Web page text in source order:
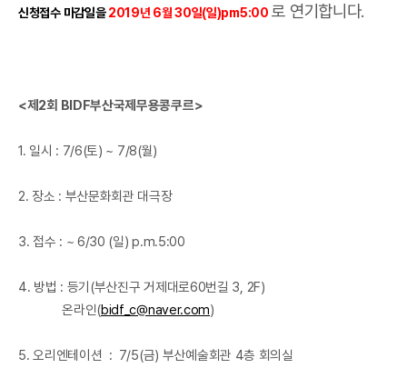
신청접수 마감일을2019년 6월 30일(일)pm5:00 로 연기합니다.
<제2회 BIDF부산국제무용콩쿠르>
1. 일시 : 7/6(토) ~ 7/8(월)
2. 장소 : 부산문화회관 대극장
3. 접수 : ~ 6/30 (일) p.m.5:00
4. 방법 : 등기(부산진구 거제대로60번길 3, 2F)
온라인(bidf_c@naver.com)
5. 오리엔테이션 : 7/5(금) 부산예술회관 4층 회의실